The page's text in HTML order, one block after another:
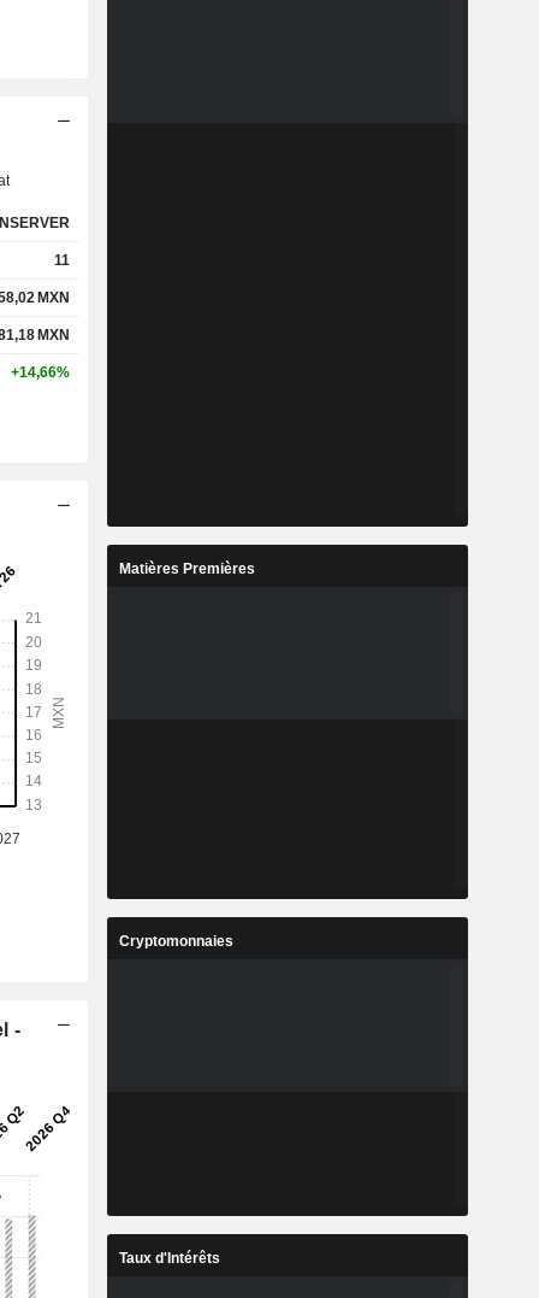
11
MXN
MXN
+14,66%
-
Matières Premières
Cryptomonnaies
Taux d'Intérêts